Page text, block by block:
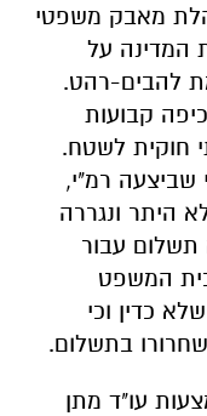
מאבק משפטי
המדינה על
להבים-רהט.
קבועות
חוקית לשטח.
שביצעה רמ"י,
היתר ונגררה
עבור
המשפט
כדין וכי
בתשלום.
עו"ד מתן